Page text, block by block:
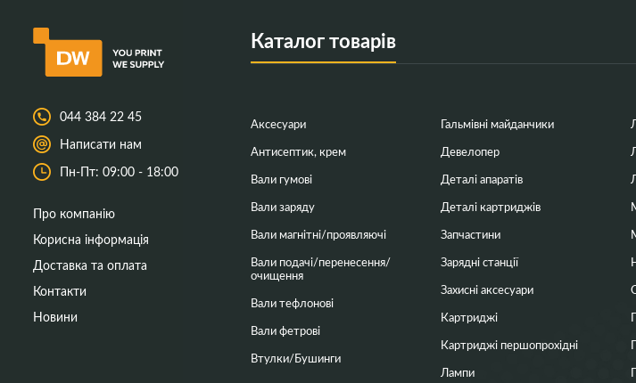
044 384 22 45
Написати нам
Пн-Пт: 09:00 - 18:00
Про компанію
Корисна інформація
Доставка та оплата
Контакти
Новини
Каталог товарів
Аксесуари
Антисептик, крем
Вали гумові
Вали заряду
Вали магнітні/проявляючі
Вали подачі/перенесення/
очищення
Вали тефлонові
Вали фетрові
Втулки/Бушинги
Гальмівні майданчики
Девелопер
Деталі апаратів
Деталі картриджів
Запчастини
Зарядні станції
Захисні аксесуари
Картриджі
Картриджі першопрохідні
Лампи